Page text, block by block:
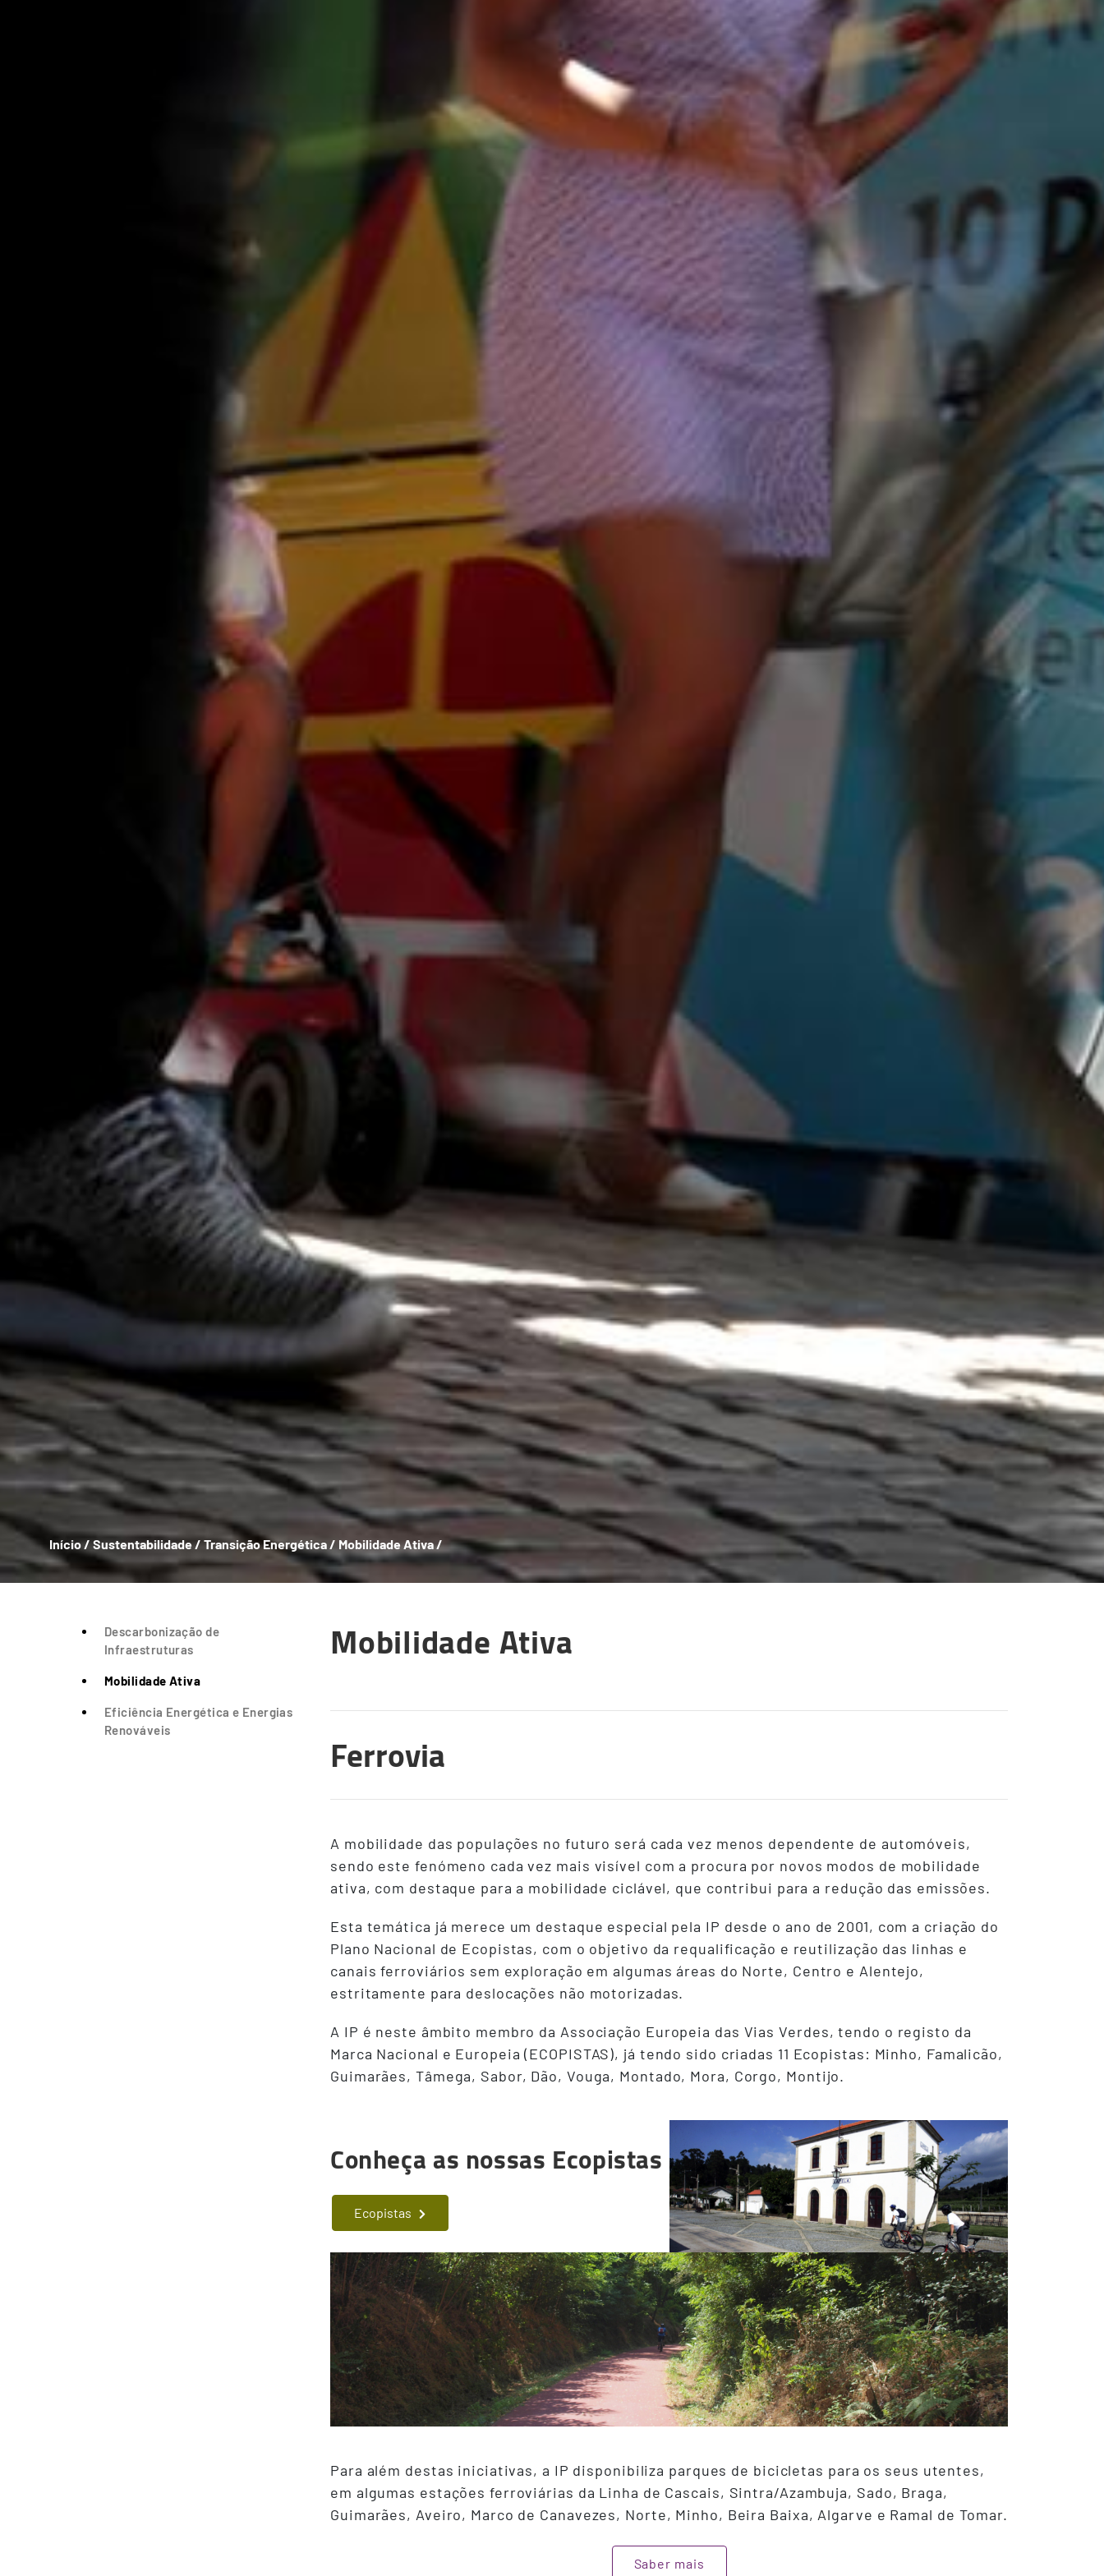
Breadcrumb
Início/Sustentabilidade/Transição Energética/ Mobilidade Ativa/
Descarbonização de
Infraestruturas
Mobilidade Ativa
Eficiência Energética e Energias
Renováveis
Mobilidade Ativa
Ferrovia
A mobilidade das populações no futuro será cada vez menos dependente de automóveis,
sendo este fenómeno cada vez mais visível com a procura por novos modos de mobilidade
ativa, com destaque para a mobilidade ciclável, que contribui para a redução das emissões.
Esta temática já merece um destaque especial pela IP desde o ano de 2001, com a criação do
Plano Nacional de Ecopistas, com o objetivo da requalificação e reutilização das linhas e
canais ferroviários sem exploração em algumas áreas do Norte, Centro e Alentejo,
estritamente para deslocações não motorizadas.
A IP é neste âmbito membro da Associação Europeia das Vias Verdes, tendo o registo da
Marca Nacional e Europeia (ECOPISTAS), já tendo sido criadas 11 Ecopistas: Minho, Famalicão,
Guimarães, Tâmega, Sabor, Dão, Vouga, Montado, Mora, Corgo, Montijo.
Conheça as nossas Ecopistas
Ecopistas
Para além destas iniciativas, a IP disponibiliza parques de bicicletas para os seus utentes,
em algumas estações ferroviárias da Linha de Cascais, Sintra/Azambuja, Sado, Braga,
Guimarães, Aveiro, Marco de Canavezes, Norte, Minho, Beira Baixa, Algarve e Ramal de Tomar.
Saber mais